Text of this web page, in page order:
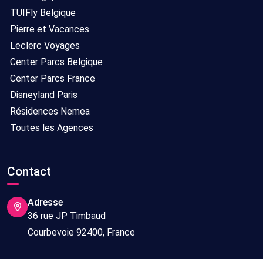
TUIFly Belgique
Pierre et Vacances
Leclerc Voyages
Center Parcs Belgique
Center Parcs France
Disneyland Paris
Résidences Nemea
Toutes les Agences
Contact
Adresse
36 rue JP Timbaud
Courbevoie 92400, France